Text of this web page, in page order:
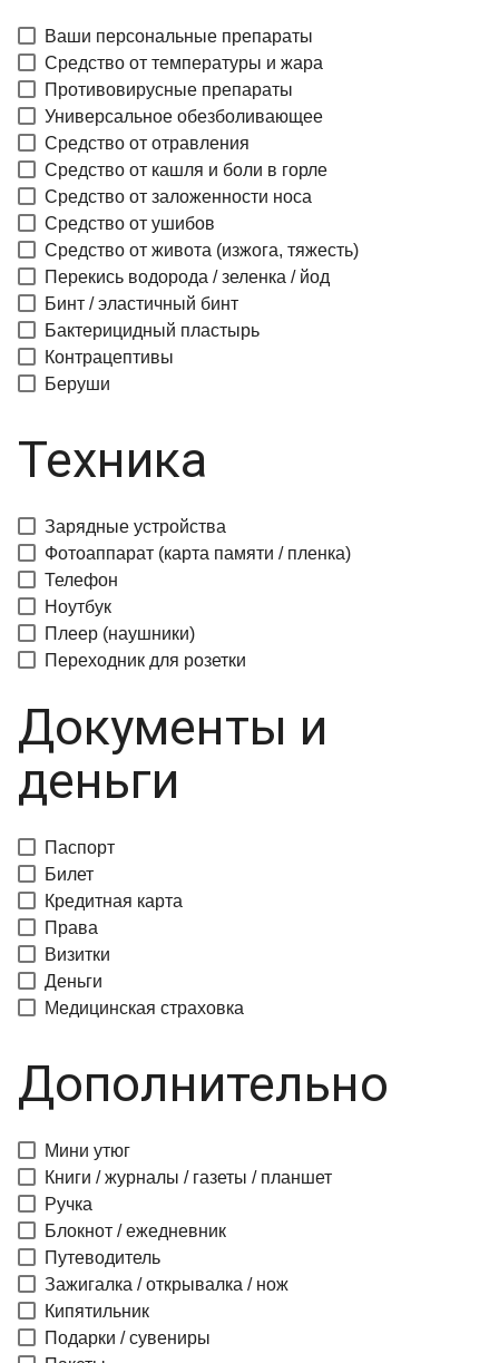
Ваши персональные препараты
Средство от температуры и жара
Противовирусные препараты
Универсальное обезболивающее
Средство от отравления
Средство от кашля и боли в горле
Средство от заложенности носа
Средство от ушибов
Средство от живота (изжога, тяжесть)
Перекись водорода / зеленка / йод
Бинт / эластичный бинт
Бактерицидный пластырь
Контрацептивы
Беруши
Техника
Зарядные устройства
Фотоаппарат (карта памяти / пленка)
Телефон
Ноутбук
Плеер (наушники)
Переходник для розетки
Документы и
деньги
Паспорт
Билет
Кредитная карта
Права
Визитки
Деньги
Медицинская страховка
Дополнительно
Мини утюг
Книги / журналы / газеты / планшет
Ручка
Блокнот / ежедневник
Путеводитель
Зажигалка / открывалка / нож
Кипятильник
Подарки / сувениры